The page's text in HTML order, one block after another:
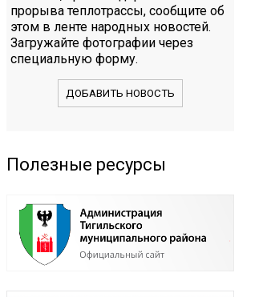
прорыва теплотрассы, сообщите об
этом в ленте народных новостей.
Загружайте фотографии через
специальную форму.
ДОБАВИТЬ НОВОСТЬ
Полезные ресурсы